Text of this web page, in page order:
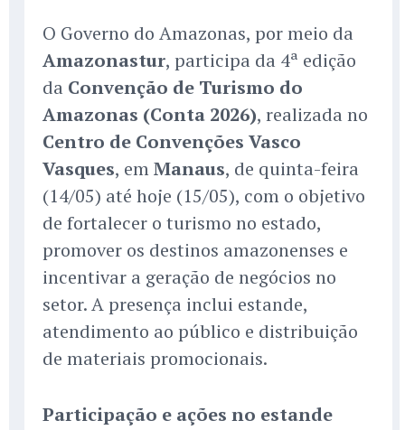
O Governo do Amazonas, por meio da
Amazonastur, participa da 4ª edição
da Convenção de Turismo do
Amazonas (Conta 2026), realizada no
Centro de Convenções Vasco
Vasques, emManaus, de quinta-feira
(14/05) até hoje (15/05), com o objetivo
de fortalecer o turismo no estado,
promover os destinos amazonenses e
incentivar a geração de negócios no
setor. A presença inclui estande,
atendimento ao público e distribuição
de materiais promocionais.
Participação e ações no estande